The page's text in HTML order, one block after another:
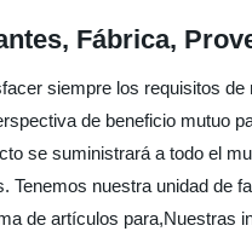
Fábrica,
siempre los requisitos
de beneficio mutuo
se suministrará a todo el
nuestra unidad
de artículos para,Nuestras